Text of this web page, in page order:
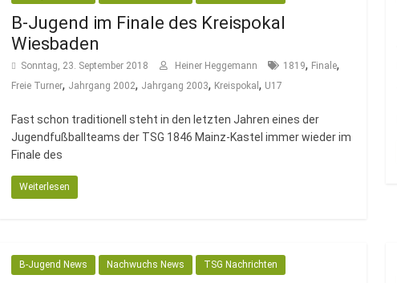
B-Jugend im Finale des Kreispokal
Wiesbaden
Sonntag, 23. September 2018 Heiner Heggemann 1819, Finale,
Freie Turner, Jahrgang 2002, Jahrgang 2003, Kreispokal , U17
Fast schon traditionell steht in den letzten Jahren eines der
Jugendfußballteams der TSG 1846 Mainz-Kastel immer wieder im
Finale des
Weiterlesen
B-Jugend News Nachwuchs News TSG Nachrichten